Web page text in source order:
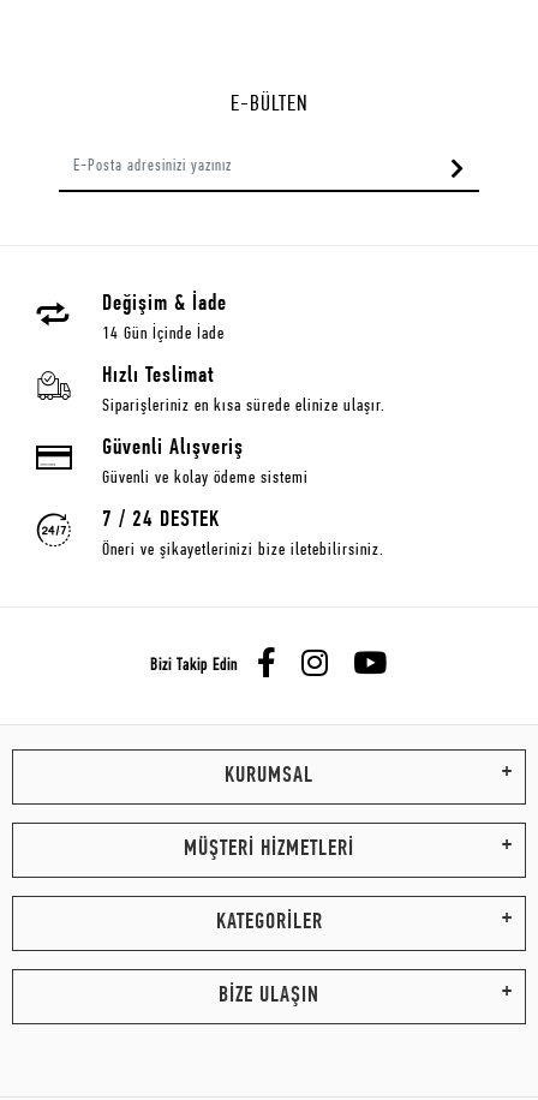
E-BÜLTEN
Değişim & İade
14 Gün İçinde İade
Hızlı Teslimat
Siparişleriniz en kısa sürede elinize ulaşır.
Güvenli Alışveriş
Güvenli ve kolay ödeme sistemi
7 / 24 DESTEK
Öneri ve şikayetlerinizi bize iletebilirsiniz.
Bizi Takip Edin
KURUMSAL
MÜŞTERİ HİZMETLERİ
KATEGORİLER
BİZE ULAŞIN